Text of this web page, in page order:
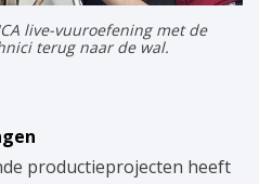
live-vuuroefening met de
terug naar de wal.
productieprojecten heeft